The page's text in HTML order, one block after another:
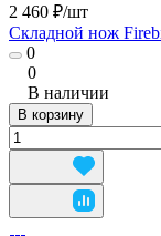
2 460 ₽/шт
Складной нож
0
0
В наличии
В корзину